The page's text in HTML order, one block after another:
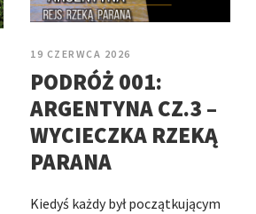
19 CZERWCA 2026
PODRÓŻ 001:
ARGENTYNA CZ.3 –
WYCIECZKA RZEKĄ
PARANA
Kiedyś każdy był początkującym